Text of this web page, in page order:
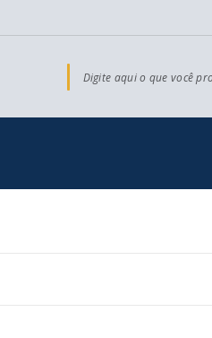
Digite aqui o que você